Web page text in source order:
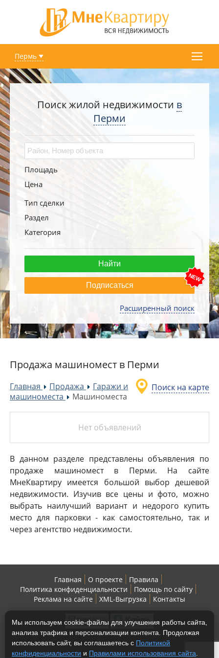
Пермь
Поиск жилой недвижимости в
Перми
Площадь
Цена
Тип сделки
Раздел
Категория
Подписаться
Расширенный поиск
Продажа машиномест в Перми
Поиск на карте
Главная »Продажа »Гаражи и
машиноместа
»Машиноместа
Нет объявлений
В данном разделе представлены объявления по
продаже машиномест в Перми. На сайте
МнеКвартиру имеется большой выбор дешевой
недвижимости. Изучив все цены и фото, можно
выбрать наилучший вариант и недорого купить
место для парковки - как самостоятельно, так и
через агентство недвижимости.
Главная О проекте
Правила
Политика конфиденциальности
Помощь по сайту
Реклама на сайте
XML-Выгрузка Контакты
Мы используем cookie-файлы для улучшения работы сайта,
анализа трафика и персонализации контента. Продолжая
использовать сайт, вы соглашаетесь с Политикой
конфиденциальности и Правилами использования сайта